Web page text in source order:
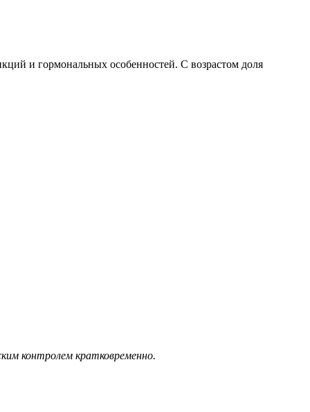
и гормональных особенностей. С возрастом доля
контролем кратковременно.